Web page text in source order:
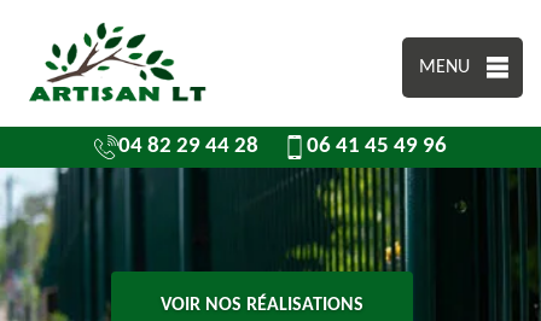
MENU
04 82 29 44 28 06 41 45 49 96
VOIR NOS RÉALISATIONS